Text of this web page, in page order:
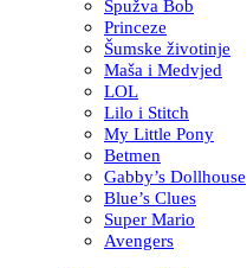
Spužva Bob
Princeze
Šumske životinje
Maša i Medvjed
LOL
Lilo i Stitch
My Little Pony
Betmen
Gabby’s Dollhouse
Blue’s Clues
Super Mario
Avengers